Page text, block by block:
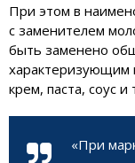
При этом в
с заменителем
быть заменено
характеризующим
крем, паста, соус и
«При